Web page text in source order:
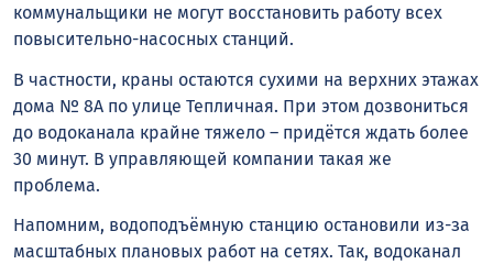
коммунальщики не могут восстановить работу всех
повысительно-насосных станций.
В частности, краны остаются сухими на верхних этажах
дома № 8А по улице Тепличная. При этом дозвониться
до водоканала крайне тяжело – придётся ждать более
30 минут. В управляющей компании такая же
проблема.
Напомним, водоподъёмную станцию остановили из-за
масштабных плановых работ на сетях. Так, водоканал